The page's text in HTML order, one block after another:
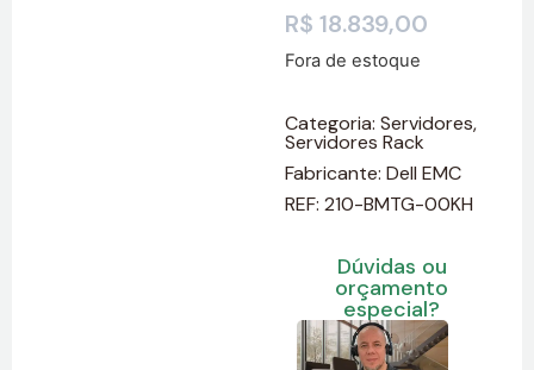
R$ 18.839,00
Fora de estoque
Categoria:Servidores,
Servidores Rack
Fabricante:Dell EMC
REF: 210-BMTG-00KH
Dúvidas ou
orçamento
especial?